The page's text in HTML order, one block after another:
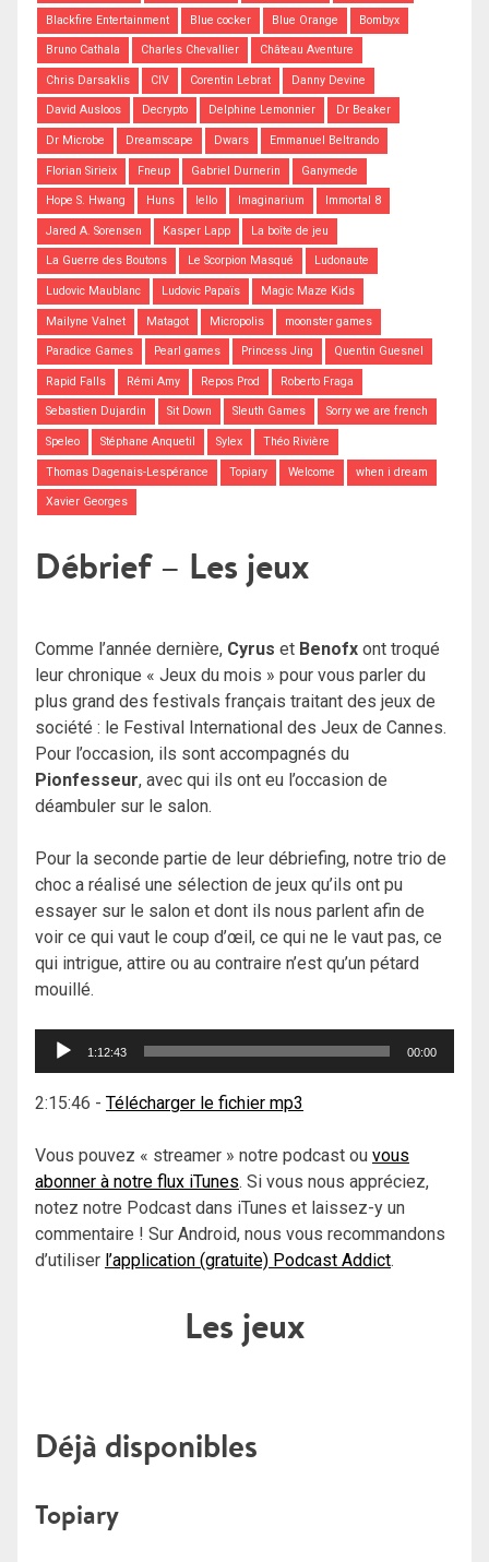
Blackfire Entertainment Blue cocker Blue Orange Bombyx
Bruno Cathala Charles Chevallier Château Aventure
Chris Darsaklis CIV Corentin Lebrat Danny Devine
David Ausloos Decrypto Delphine Lemonnier Dr Beaker
Dr Microbe Dreamscape Dwars Emmanuel Beltrando
Florian Sirieix Fneup Gabriel Durnerin Ganymede
Hope S. Hwang Huns Iello Imaginarium Immortal 8
Jared A. Sorensen Kasper Lapp La boîte de jeu
La Guerre des Boutons Le Scorpion Masqué Ludonaute
Ludovic Maublanc Ludovic Papaïs Magic Maze Kids
Mailyne Valnet Matagot Micropolis moonster games
Paradice Games Pearl games Princess Jing Quentin Guesnel
Rapid Falls Rémi Amy Repos Prod Roberto Fraga
Sebastien Dujardin Sit Down Sleuth Games Sorry we are french
Speleo Stéphane Anquetil Sylex Théo Rivière
Thomas Dagenais-Lespérance Topiary Welcome when i dream
Xavier Georges
Débrief – Les jeux
Comme l’année dernière, Cyrus et Benofx ont troqué
leur chronique « Jeux du mois » pour vous parler du
plus grand des festivals français traitant des jeux de
société : le Festival International des Jeux de Cannes.
Pour l’occasion, ils sont accompagnés du
Pionfesseur, avec qui ils ont eu l’occasion de
déambuler sur le salon.
Pour la seconde partie de leur débriefing, notre trio de
choc a réalisé une sélection de jeux qu’ils ont pu
essayer sur le salon et dont ils nous parlent afin de
voir ce qui vaut le coup d’œil, ce qui ne le vaut pas, ce
qui intrigue, attire ou au contraire n’est qu’un pétard
mouillé.
Lecteur
1:12:43 00:00
2:15:46 - Télécharger le fichier mp3
Vous pouvez « streamer » notre podcast ou vous
abonner à notre flux iTunes. Si vous nous appréciez,
notez notre Podcast dans iTunes et laissez-y un
commentaire ! Sur Android, nous vous recommandons
d’utiliser l’application (gratuite) Podcast Addict.
Les jeux
Déjà disponibles
Topiary